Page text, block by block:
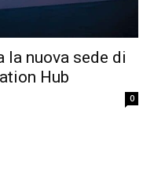
la nuova sede di
Hub
0